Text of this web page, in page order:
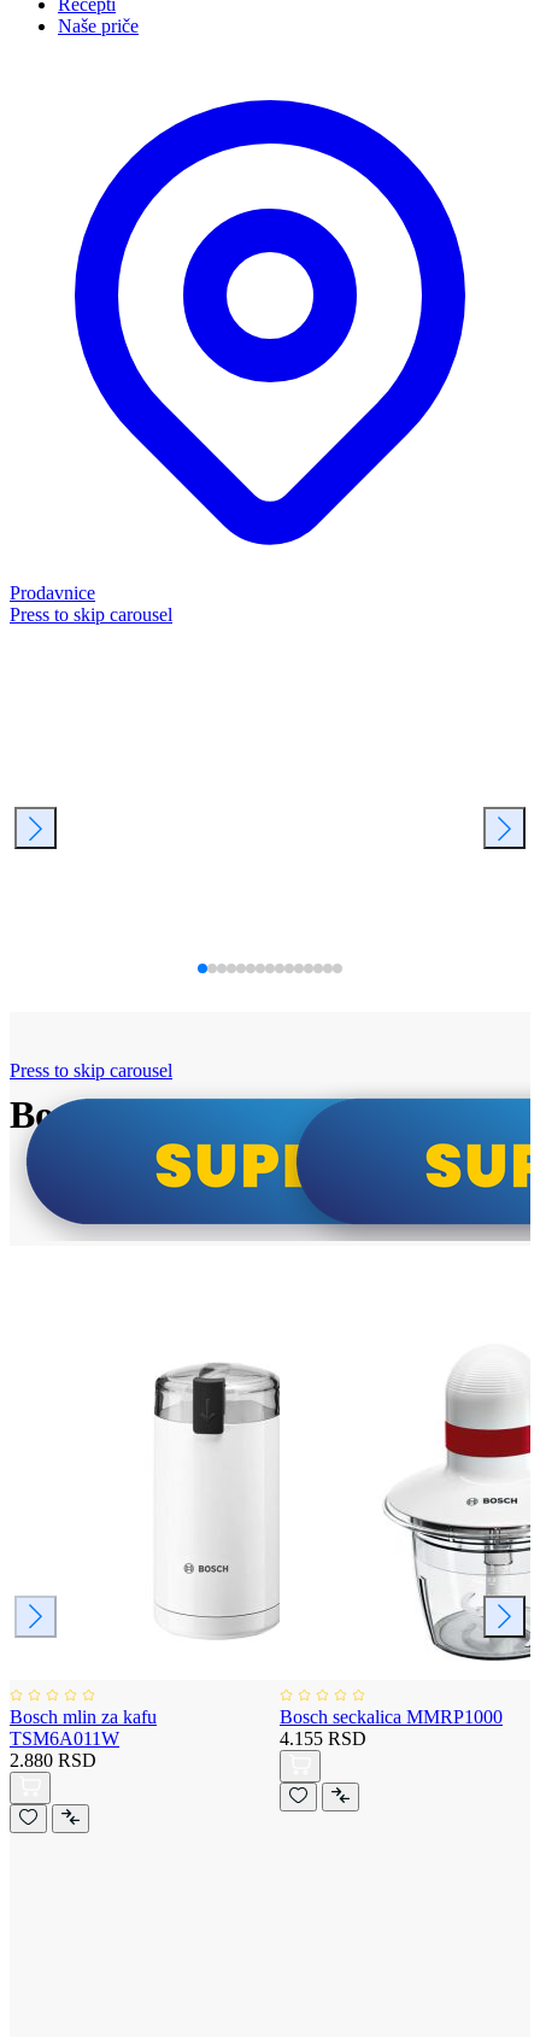
Recepti
Naše priče
Prodavnice
Press to skip carousel
Bosch super cene
Press to skip carousel
Bosch mlin za kafu
TSM6A011W
2.880 RSD
Bosch seckalica MMRP1000
4.155 RSD